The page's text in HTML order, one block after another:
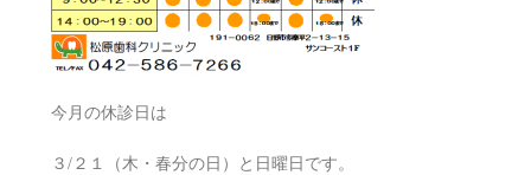
今月の休診日は
３/２１（木・春分の日）と日曜日です。